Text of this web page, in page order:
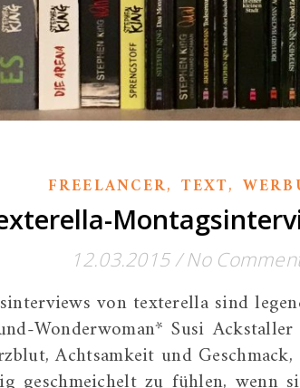
FREELANCER,TEXT,
12.03.2015 / No
von texterella sind
Wonderwoman* Susi
Achtsamkeit und